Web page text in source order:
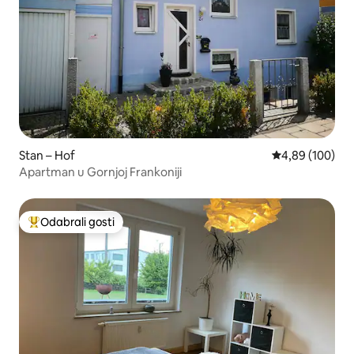
Stan – Hof Prosječna
4,89 (100)
Apartman u Gornjoj Frankoniji
Među najviše rangiranima s oznakom „Odabrali gosti”
Odabrali gosti